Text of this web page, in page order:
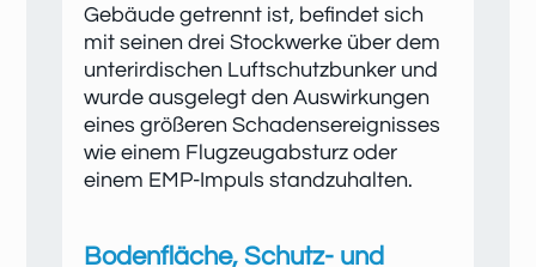
Gebäude getrennt ist, befindet sich
mit seinen drei Stockwerke über dem
unterirdischen Luftschutzbunker und
wurde ausgelegt den Auswirkungen
eines größeren Schadensereignisses
wie einem Flugzeugabsturz oder
einem EMP-Impuls standzuhalten.
Bodenfläche, Schutz- und